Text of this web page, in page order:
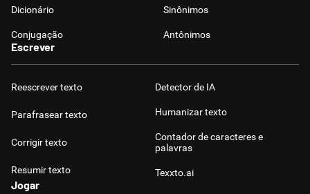
Dicionário Sinônimos
Conjugação Antônimos
Escrever
Reescrever texto
Parafrasear texto
Corrigir texto
Resumir texto
Detector de IA
Humanizar texto
Contador de caracteres e
palavras
Texxto.ai
Jogar